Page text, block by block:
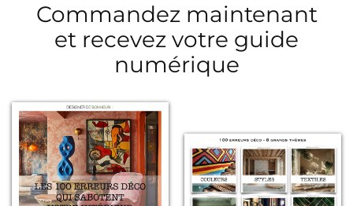
Commandez maintenant
et recevez votre guide
numérique